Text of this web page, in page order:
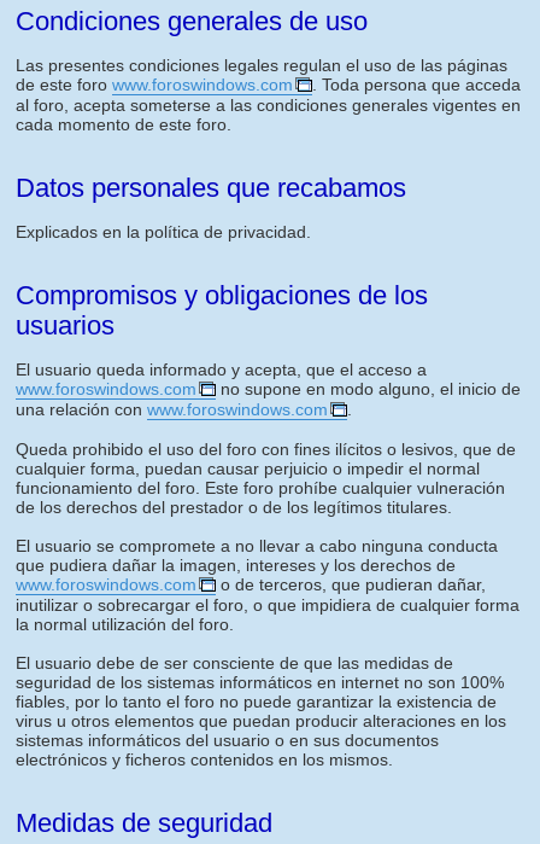
Condiciones generales de uso
Las presentes condiciones legales regulan el uso de las páginas
de este foro www.foroswindows.com
. Toda persona que acceda
al foro, acepta someterse a las condiciones generales vigentes en
cada momento de este foro.
Datos personales que recabamos
Explicados en la política de privacidad.
Compromisos y obligaciones de los
usuarios
El usuario queda informado y acepta, que el acceso a
www.foroswindows.com
no supone en modo alguno, el inicio de
una relación con www.foroswindows.com
Queda prohibido el uso del foro con fines ilícitos o lesivos, que de
cualquier forma, puedan causar perjuicio o impedir el normal
funcionamiento del foro. Este foro prohíbe cualquier vulneración
de los derechos del prestador o de los legítimos titulares.
El usuario se compromete a no llevar a cabo ninguna conducta
que pudiera dañar la imagen, intereses y los derechos de
www.foroswindows.com
o de terceros, que pudieran dañar,
inutilizar o sobrecargar el foro, o que impidiera de cualquier forma
la normal utilización del foro.
El usuario debe de ser consciente de que las medidas de
seguridad de los sistemas informáticos en internet no son 100%
fiables, por lo tanto el foro no puede garantizar la existencia de
virus u otros elementos que puedan producir alteraciones en los
sistemas informáticos del usuario o en sus documentos
electrónicos y ficheros contenidos en los mismos.
Medidas de seguridad